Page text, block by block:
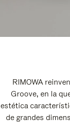
RIMOWA
Groove, en la
estética
de grandes